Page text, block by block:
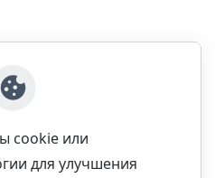
cookie или
для улучшения